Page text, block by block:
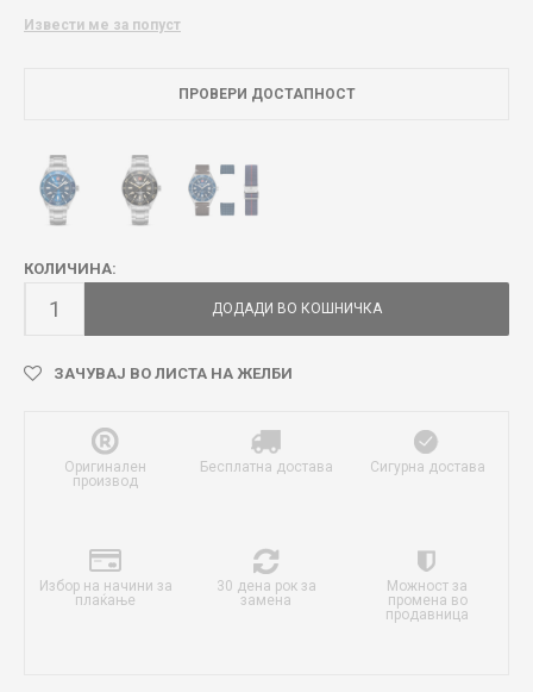
Извести ме за попуст
ПРОВЕРИ ДОСТАПНОСТ
КОЛИЧИНА:
ДОДАДИ ВО КОШНИЧКА
ЗАЧУВАЈ ВО ЛИСТА НА ЖЕЛБИ
Оригинален
производ
Бесплатна достава Сигурна достава
Избор на начини за
плаќање
30 дена рок за
замена
Можност за
промена во
продавница